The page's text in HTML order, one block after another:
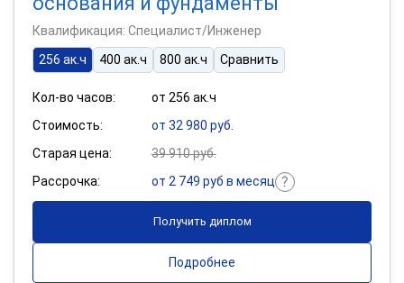
Квалификация: Специалист/Инженер
256 ак.ч
400 ак.ч 800 ак.ч Сравнить
Кол-во часов:
от 256 ак.ч
Стоимость:
от 32 980 руб.
Старая цена:
39 910 руб.
Рассрочка:
от 2 749 руб в месяц
Получить диплом
Подробнее